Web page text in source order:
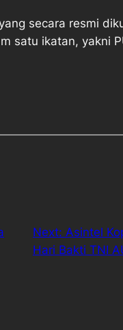
secara resmi
satu ikatan, yakni
Next: Asintel
Hari Bakti TNI